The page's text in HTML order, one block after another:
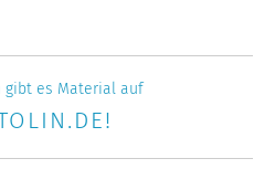
gibt es Material auf